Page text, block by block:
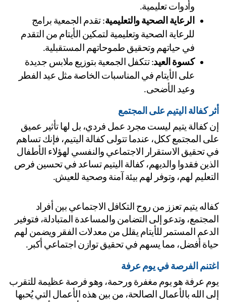
وأدوات تعليمية.
الرعاية الصحية والتعليمية
للرعاية الصحية وتعليمية لتمكين الأيتام من التقدم
في حياتهم وتحقيق طموحاتهم المستقبلية.
كسوة العيد
: تتكفل الجمعية بتوزيع ملابس جديدة
على الأيتام في المناسبات الخاصة مثل عيد الفطر
وعيد الأضحى.
كفالة اليتيم على المجتمع
إن كفالة يتيم ليست مجرد عمل فردي، بل لها تأثير عميق
على المجتمع ككل، عندما تتولى كفالة اليتيم، فإنك تساهم
في تحقيق الاستقرار الاجتماعي والنفسي لهؤلاء الأطفال
لهم، وتوفر لهم بيئة آمنة وصحية للعيش.
كفاله يتيم تعزز من روح التكافل الاجتماعي بين أفراد
المجتمع، وتدعو إلى التضامن والمساعدة المتبادلة، فتوفير
الدعم المستمر للأيتام يقلل من معدلات الفقر ويضمن لهم
أفضل، مما يسهم في تحقيق توازن اجتماعي أكبر.
الفرصة في يوم عرفة
يوم عرفة هو يوم مغفرة ورحمة، وهو فرصة عظيمة للتقرب
إلى الله بالأعمال الصالحة، من بين هذه الأعمال التي يُحبها